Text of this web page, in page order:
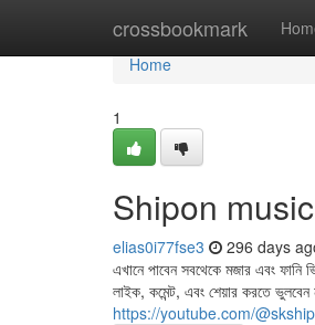
crossbookmark
Home
Home
1
Shipon
elias0i77fse3 296 days
এখানে পাবেন সবথেকে মজার এবং
লাইক, কমেন্ট, এবং শেয়ার করতে
https://youtube.com/